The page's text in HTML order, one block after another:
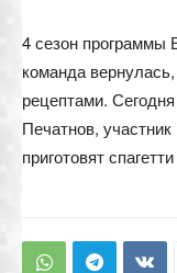
4 сезон программы
команда
рецептами.
Печатнов,
приготовят